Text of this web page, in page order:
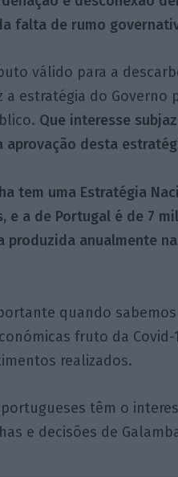
falta de rumo
válido para a
estratégia do Governo
Que interesse
aprovação desta
tem uma Estratégia
e a de Portugal é de 7
produzida anualmente
quando
fruto da
realizados.
têm o
e decisões de